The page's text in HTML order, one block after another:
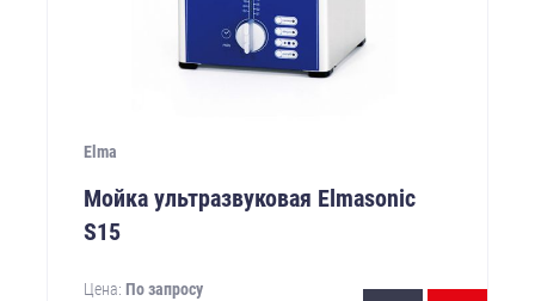
Elma
Мойка ультразвуковая Elmasonic
S15
Цена: По запросу